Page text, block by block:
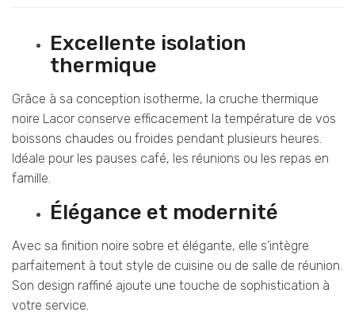
Excellente isolation
thermique
Grâce à sa conception isotherme, la cruche thermique
noire Lacor conserve efficacement la température de vos
boissons chaudes ou froides pendant plusieurs heures.
Idéale pour les pauses café, les réunions ou les repas en
famille.
Élégance et modernité
Avec sa finition noire sobre et élégante, elle s’intègre
parfaitement à tout style de cuisine ou de salle de réunion.
Son design raffiné ajoute une touche de sophistication à
votre service.